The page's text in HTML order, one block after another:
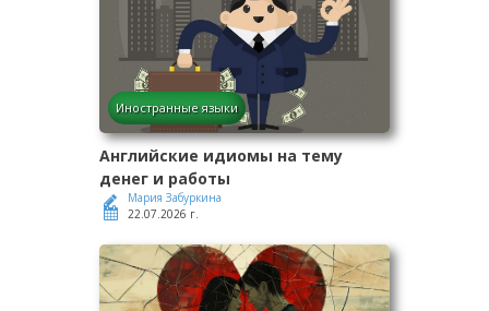
Иностранные языки
Английские идиомы на тему
денег и работы
Мария Забуркина
22.07.2026 г.